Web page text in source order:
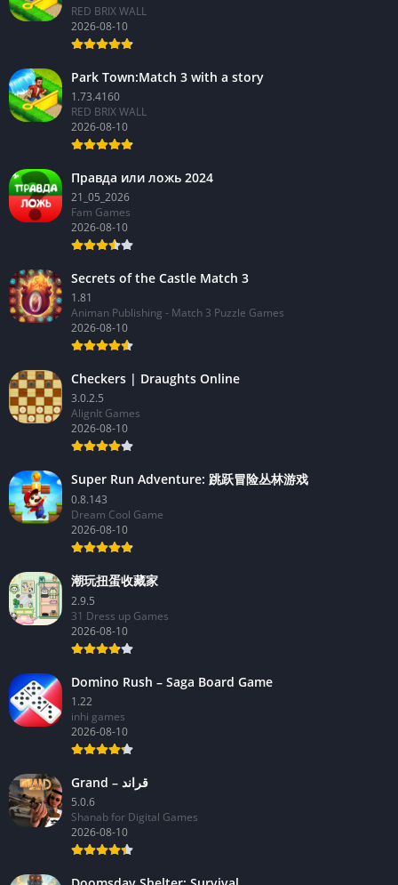
RED BRIX WALL
2026-08-10
Park Town:Match 3 with a story
1.73.4160
RED BRIX WALL
2026-08-10
Правда или ложь 2024
21_05_2026
Fam Games
2026-08-10
Secrets of the Castle Match 3
1.81
Animan Publishing - Match 3 Puzzle Games
2026-08-10
Checkers | Draughts Online
3.0.2.5
AlignIt Games
2026-08-10
Super Run Adventure: 跳跃冒险丛林游戏
0.8.143
Dream Cool Game
2026-08-10
潮玩扭蛋收藏家
2.9.5
31 Dress up Games
2026-08-10
Domino Rush – Saga Board Game
1.22
inhi games
2026-08-10
Grand – قراند
5.0.6
Shanab for Digital Games
2026-08-10